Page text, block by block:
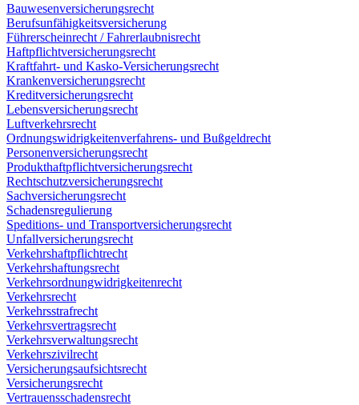
Bauwesenversicherungsrecht
Berufsunfähigkeitsversicherung
Führerscheinrecht / Fahrerlaubnisrecht
Haftpflichtversicherungsrecht
Kraftfahrt- und Kasko-Versicherungsrecht
Krankenversicherungsrecht
Kreditversicherungsrecht
Lebensversicherungsrecht
Luftverkehrsrecht
Ordnungswidrigkeitenverfahrens- und Bußgeldrecht
Personenversicherungsrecht
Produkthaftpflichtversicherungsrecht
Rechtschutzversicherungsrecht
Sachversicherungsrecht
Schadensregulierung
Speditions- und Transportversicherungsrecht
Unfallversicherungsrecht
Verkehrshaftpflichtrecht
Verkehrshaftungsrecht
Verkehrsordnungwidrigkeitenrecht
Verkehrsrecht
Verkehrsstrafrecht
Verkehrsvertragsrecht
Verkehrsverwaltungsrecht
Verkehrszivilrecht
Versicherungsaufsichtsrecht
Versicherungsrecht
Vertrauensschadensrecht